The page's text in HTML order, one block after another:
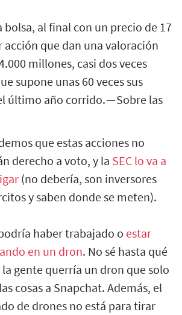
bolsa, al final con un precio de 17
acción que dan una valoración
millones, casi dos veces
supone unas 60 veces sus
último año corrido. — Sobre las
que estas acciones no
derecho a voto, y la SEC lo va a
(no debería, son inversores
y saben donde se meten).
haber trabajado o estar
en un dron. No sé hasta qué
gente querría un dron que solo
cosas a Snapchat. Además, el
de drones no está para tirar